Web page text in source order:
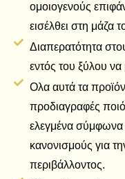
ομοιογενούς
εισέλθει στη μάζα
Διαπερατότητα
εντός του ξύλου
Ολα αυτά τα
προδιαγραφές
ελεγμένα σύμφωνα
κανονισμούς για
περιβάλλοντος.